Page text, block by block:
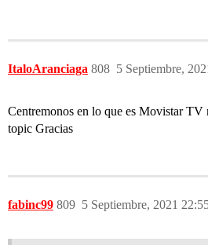
ItaloAranciaga 5 Septiembre,
808
Centremonos en lo que es Movistar
topic Gracias
fabinc99 5 Septiembre, 2021
809